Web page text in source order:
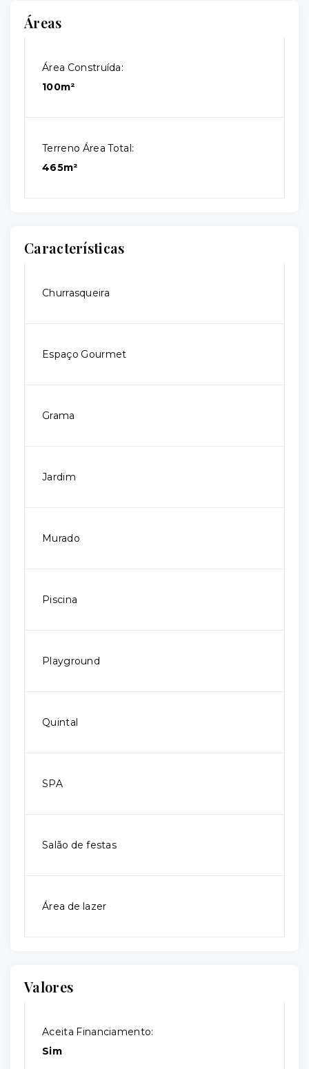
Áreas
Área Construída:
100m²
Terreno Área Total:
465m²
Características
Churrasqueira
Espaço Gourmet
Grama
Jardim
Murado
Piscina
Playground
Quintal
SPA
Salão de festas
Área de lazer
Valores
Aceita Financiamento:
Sim